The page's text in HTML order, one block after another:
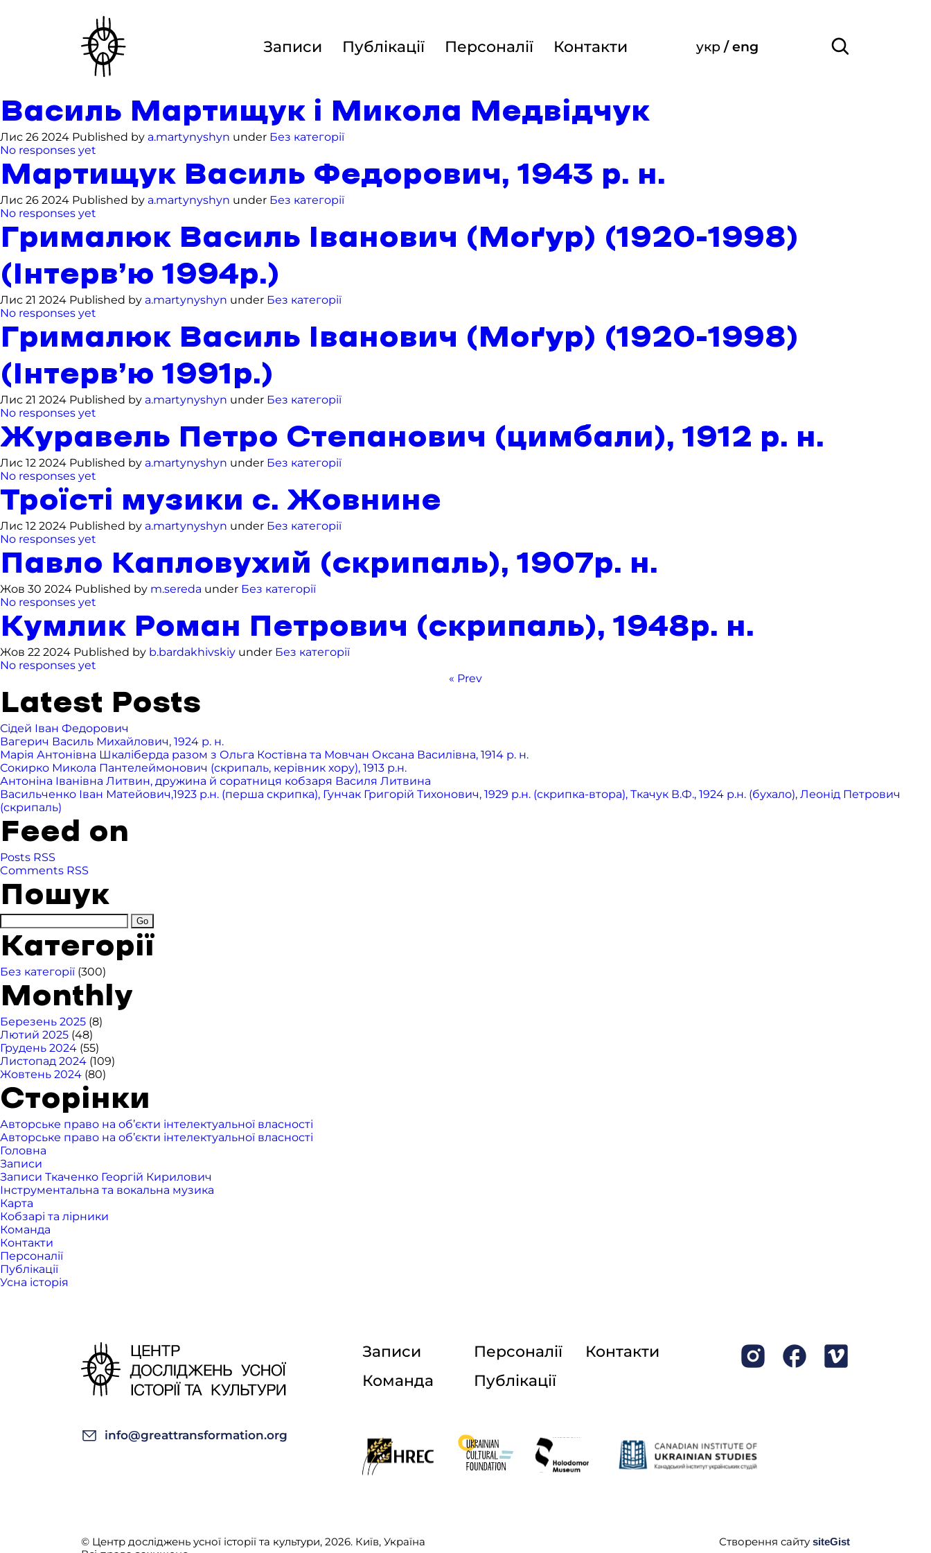
Записи Публікації Персоналії Контакти укр / eng
Василь Мартищук і Микола Медвідчук
Лис 26 2024 Published by a.martynyshyn under Без категорії
No responses yet
Мартищук Василь Федорович, 1943 р. н.
Лис 26 2024 Published by a.martynyshyn under Без категорії
No responses yet
Грималюк Василь Іванович (Моґур) (1920-1998)
(Інтерв’ю 1994р.)
Лис 21 2024 Published by a.martynyshyn under Без категорії
No responses yet
Грималюк Василь Іванович (Моґур) (1920-1998)
(Інтерв’ю 1991р.)
Лис 21 2024 Published by a.martynyshyn under Без категорії
No responses yet
Журавель Петро Степанович (цимбали), 1912 р. н.
Лис 12 2024 Published by a.martynyshyn under Без категорії
No responses yet
Троїсті музики с. Жовнине
Лис 12 2024 Published by a.martynyshyn under Без категорії
No responses yet
Павло Капловухий (скрипаль), 1907р. н.
Жов 30 2024 Published by m.sereda under Без категорії
No responses yet
Кумлик Роман Петрович (скрипаль), 1948р. н.
Жов 22 2024 Published by b.bardakhivskiy under Без категорії
No responses yet
« Prev
Latest Posts
Сідей Іван Федорович
Вагерич Василь Михайлович, 1924 р. н.
Марія Антонівна Шкаліберда разом з Ольга Костівна та Мовчан Оксана Василівна, 1914 р. н.
Сокирко Микола Пантелеймонович (скрипаль, керівник хору), 1913 р.н.
Антоніна Іванівна Литвин, дружина й соратниця кобзаря Василя Литвина
Васильченко Іван Матейович,1923 р.н. (перша скрипка), Гунчак Григорій Тихонович, 1929 р.н. (скрипка-втора), Ткачук В.Ф., 1924 р.н. (бухало), Леонід Петрович
(скрипаль)
Feed on
Posts RSS
Comments RSS
Пошук
Категорії
Без категорії (300)
Monthly
Березень 2025 (8)
Лютий 2025 (48)
Грудень 2024 (55)
Листопад 2024 (109)
Жовтень 2024 (80)
Сторінки
Авторське право на об’єкти інтелектуальної власності
Авторське право на об’єкти інтелектуальної власності
Головна
Записи
Записи Ткаченко Георгій Кирилович
Інструментальна та вокальна музика
Карта
Кобзарі та лірники
Команда
Контакти
Персоналії
Публікації
Усна історія
Записи
Команда
Персоналії
Публікації
Контакти
info@greattransformation.org
© Центр досліджень усної історії та культури, 2026. Київ, Україна
Створення сайту siteGist